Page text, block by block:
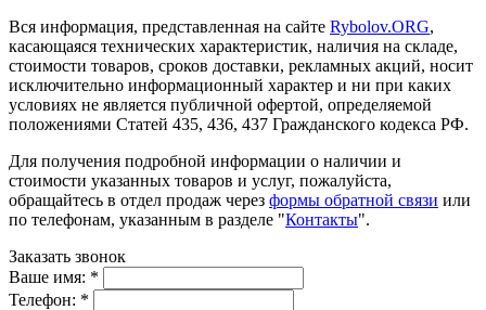
Вся информация, представленная на сайте Rybolov.ORG,
касающаяся технических характеристик, наличия на складе,
стоимости товаров, сроков доставки, рекламных акций, носит
исключительно информационный характер и ни при каких
условиях не является публичной офертой, определяемой
положениями Статей 435, 436, 437 Гражданского кодекса РФ.
Для получения подробной информации о наличии и
стоимости указанных товаров и услуг, пожалуйста,
обращайтесь в отдел продаж через формы обратной связи или
по телефонам, указанным в разделе "Контакты".
Заказать звонок
Ваше имя: *
Телефон: *